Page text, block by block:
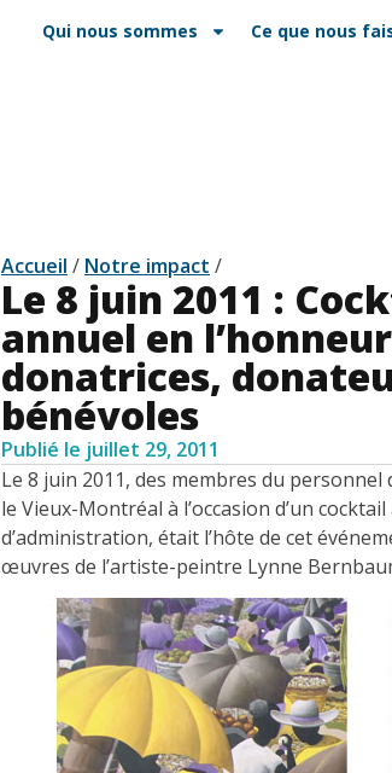
Qui nous sommes Ce que nous
Accueil / Notre impact /
Le 8 juin 2011 :
annuel en
donatrices,
bénévoles
Publié le juillet 29, 2011
Le 8 juin 2011, des membres du
le Vieux-Montréal à l’occasion d’un
d’administration, était l’hôte de cet
œuvres de l’artiste-peintre Lynne